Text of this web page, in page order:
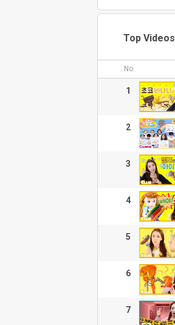
Top Videos
No
1
2
3
4
5
6
7